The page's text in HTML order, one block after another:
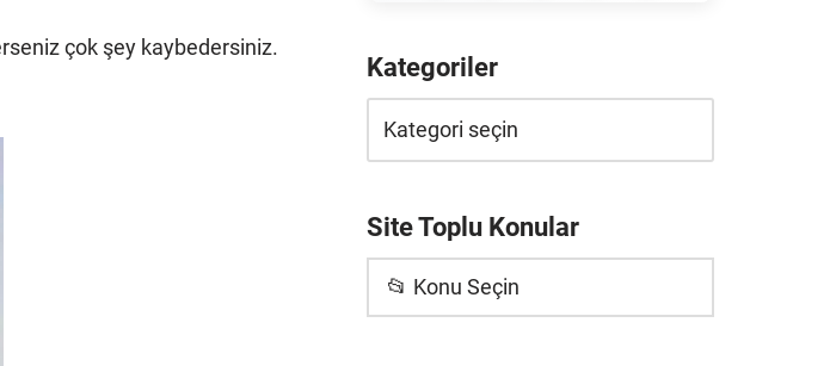
çok şey kaybedersiniz.
Kategoriler
Site Toplu Konular
📂 Konu Seçin